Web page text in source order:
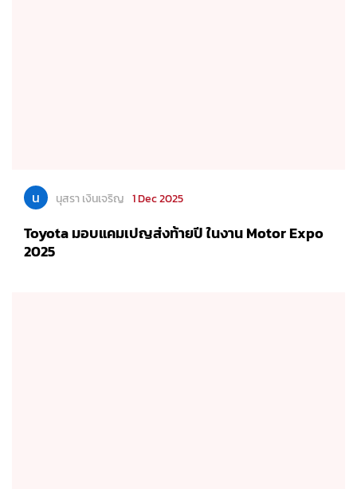
น นุสรา เงินเจริญ 1 Dec 2025
Toyota มอบแคมเปญส่งท้ายปี ในงาน Motor Expo
2025